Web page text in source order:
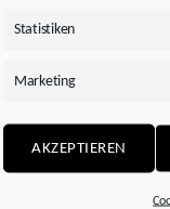
Statistiken
Marketing
AKZEPTIEREN